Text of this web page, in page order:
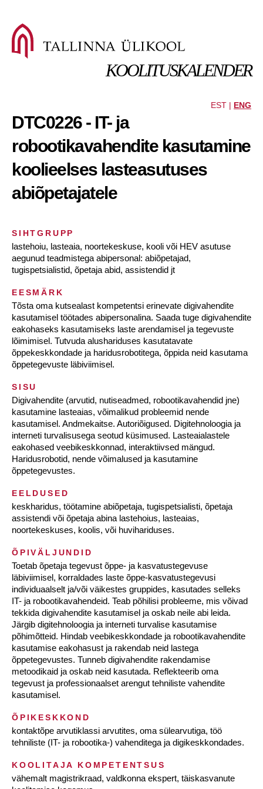
KOOLITUSKALENDER
EST | ENG
DTC0226 - IT- ja
robootikavahendite kasutamine
koolieelses lasteasutuses
abiõpetajatele
SIHTGRUPP
lastehoiu, lasteaia, noortekeskuse, kooli või HEV asutuse
aegunud teadmistega abipersonal: abiõpetajad,
tugispetsialistid, õpetaja abid, assistendid jt
EESMÄRK
Tõsta oma kutsealast kompetentsi erinevate digivahendite
kasutamisel töötades abipersonalina. Saada tuge digivahendite
eakohaseks kasutamiseks laste arendamisel ja tegevuste
lõimimisel. Tutvuda alushariduses kasutatavate
õppekeskkondade ja haridusrobotitega, õppida neid kasutama
õppetegevuste läbiviimisel.
SISU
Digivahendite (arvutid, nutiseadmed, robootikavahendid jne)
kasutamine lasteaias, võimalikud probleemid nende
kasutamisel. Andmekaitse. Autoriõigused. Digitehnoloogia ja
interneti turvalisusega seotud küsimused. Lasteaialastele
eakohased veebikeskkonnad, interaktiivsed mängud.
Haridusrobotid, nende võimalused ja kasutamine
õppetegevustes.
EELDUSED
keskharidus, töötamine abiõpetaja, tugispetsialisti, õpetaja
assistendi või õpetaja abina lastehoius, lasteaias,
noortekeskuses, koolis, või huvihariduses.
ÕPIVÄLJUNDID
Toetab õpetaja tegevust õppe- ja kasvatustegevuse
läbiviimisel, korraldades laste õppe-kasvatustegevusi
individuaalselt ja/või väikestes gruppides, kasutades selleks
IT- ja robootikavahendeid. Teab põhilisi probleeme, mis võivad
tekkida digivahendite kasutamisel ja oskab neile abi leida.
Järgib digitehnoloogia ja interneti turvalise kasutamise
põhimõtteid. Hindab veebikeskkondade ja robootikavahendite
kasutamise eakohasust ja rakendab neid lastega
õppetegevustes. Tunneb digivahendite rakendamise
metoodikaid ja oskab neid kasutada. Reflekteerib oma
tegevust ja professionaalset arengut tehniliste vahendite
kasutamisel.
ÕPIKESKKOND
kontaktõpe arvutiklassi arvutites, oma sülearvutiga, töö
tehniliste (IT- ja robootika-) vahenditega ja digikeskkondades.
KOOLITAJA KOMPETENTSUS
vähemalt magistrikraad, valdkonna ekspert, täiskasvanute